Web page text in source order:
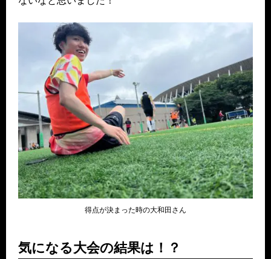
得点が決まった時の大和田さん
気になる大会の結果は！？